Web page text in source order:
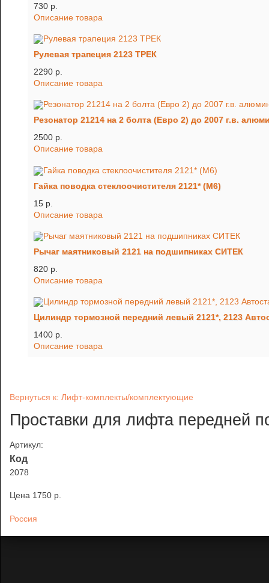
730 p.
Описание товара
Рулевая трапеция 2123 ТРЕК
2290 p.
Описание товара
Резонатор 21214 на 2 болта (Евро 2) до 2007 г.в.
2500 p.
Описание товара
Гайка поводка стеклоочистителя 2121* (М6)
15 p.
Описание товара
Рычаг маятниковый 2121 на подшипниках СИТЕК
820 p.
Описание товара
Цилиндр тормозной передний левый 2121*, 2123
1400 p.
Описание товара
Вернуться к: Лифт-комплекты/комплектующие
Проставки для лифта передней
Артикул:
Код
2078
Цена 1750 p.
Россия